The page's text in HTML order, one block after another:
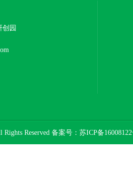
园
Reserved 备案号： 苏ICP备